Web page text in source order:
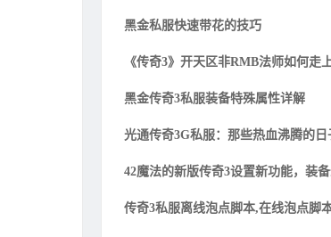
黑金私服快速带花的技巧
《传奇3》开天区非RMB法师如何走
黑金传奇3私服装备特殊属性详解
光通传奇3G私服：那些热血沸腾的日
42魔法的新版传奇3设置新功能，装
传奇3私服离线泡点脚本,在线泡点脚